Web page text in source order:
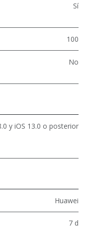
Sí
100
No
y iOS 13.0 o posterior
Huawei
7 d